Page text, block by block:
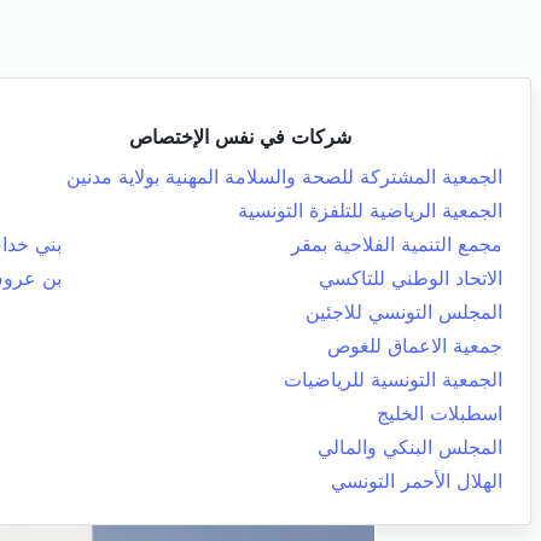
شركات في نفس الإختصاص
الجمعية المشتركة للصحة والسلامة المهنية بولاية مدنين
الجمعية الرياضية للتلفزة التونسية
مجمع التنمية الفلاحية بمقر
بني
الاتحاد الوطني للتاكسي
بن
المجلس التونسي للاجئين
جمعية الاعماق للغوص
الجمعية التونسية للرياضيات
اسطبلات الخليج
المجلس البنكي والمالي
الهلال الأحمر التونسي